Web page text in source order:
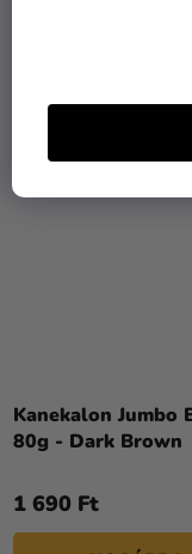
Kanekalon Jumbo
80g - Dark Brown
1 690 Ft